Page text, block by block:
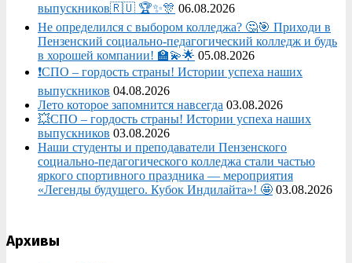
выпускников🇷🇺 🏆✨🎊 06.08.2026
Не определился с выбором колледжа? 🤔🎯 Приходи в
Пензенский социально-педагогический колледж и будь
в хорошей компании! 🏫💫🌟 05.08.2026
❗СПО – гордость страны! Истории успеха наших
выпускников 04.08.2026
Лето которое запомнится навсегда 03.08.2026
💥СПО – гордость страны! Истории успеха наших
выпускников 03.08.2026
Наши студенты и преподаватели Пензенского
социально‑педагогического колледжа стали частью
яркого спортивного праздника — мероприятия
«Легенды будущего. Кубок Индилайта»! 🤩 03.08.2026
Архивы